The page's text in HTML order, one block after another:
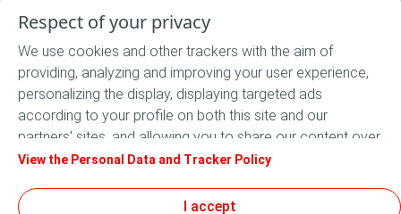
Nous contacter
Suivez-nous
Respect of your privacy
We use cookies and other trackers with the aim of
providing, analyzing and improving your user experience,
personalizing the display, displaying targeted ads
according to your profile on both this site and our
partners' sites, and allowing you to share our content over
social media. In accordance with French legislation,
default. You can change your cookie settings at any time
View the Personal Data and Tracker Policy
I accept